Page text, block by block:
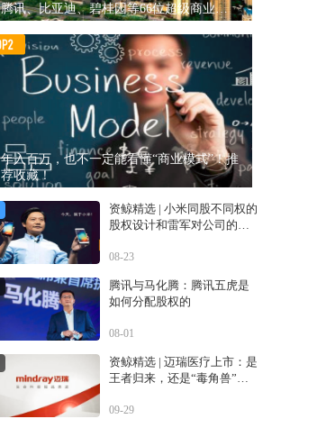
腾讯、比亚迪、碧桂园等66位超级商业巨
头未来产业布局！（非常值得收藏！）
年入百万，也不一定能看懂“商业模式”！推
荐收藏！
资鲸精选 | 小米同股不同权的
股权设计和雷军对公司的控
08-23
腾讯与马化腾：腾讯五虎是
如何分配股权的
08-01
资鲸精选 | 迈瑞医疗上市：是
王者归来，还是“毒角兽”降
09-29